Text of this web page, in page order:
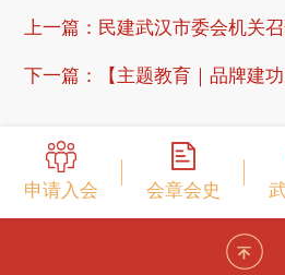
上一篇： 民建武汉市委会机关
下一篇： 【主题教育｜品牌建
申请入会 会章会史